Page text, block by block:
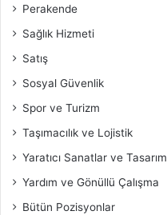
Perakende
Sağlık Hizmeti
Satış
Sosyal Güvenlik
Spor ve Turizm
Taşımacılık ve Lojistik
Yaratıcı Sanatlar ve Tasarım
Yardım ve Gönüllü Çalışma
Bütün Pozisyonlar